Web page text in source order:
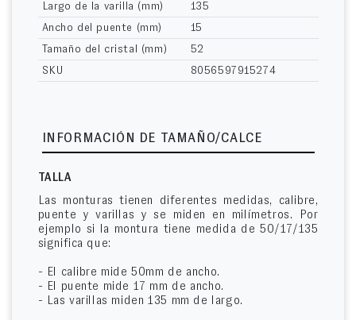
Largo de la varilla (mm)
135
Ancho del puente (mm)
15
Tamaño del cristal (mm)
52
SKU
8056597915274
INFORMACIÓN DE TAMAÑO/CALCE
TALLA
Las monturas tienen diferentes medidas, calibre,
puente y varillas y se miden en milímetros. Por
ejemplo si la montura tiene medida de 50/17/135
significa que:
- El calibre mide 50mm de ancho.
- El puente mide 17 mm de ancho.
- Las varillas miden 135 mm de largo.